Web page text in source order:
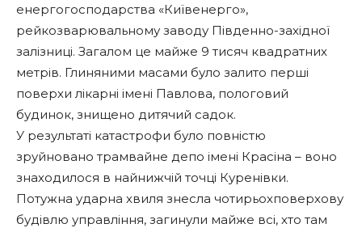
енергогосподарства «Київенерго»,
рейкозварювальному заводу Південно-західної
залізниці. Загалом це майже 9 тисяч квадратних
метрів. Глиняними масами було залито перші
поверхи лікарні імені Павлова, пологовий
будинок, знищено дитячий садок.
У результаті катастрофи було повністю
зруйновано трамвайне депо імені Красіна – воно
знаходилося в найнижчій точці Куренівки.
Потужна ударна хвиля знесла чотирьохповерхову
будівлю управління, загинули майже всі, хто там